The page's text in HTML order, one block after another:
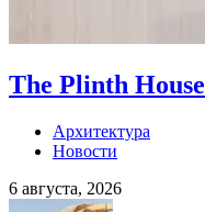
The Plinth
Архитектура
Новости
6 августа, 2026